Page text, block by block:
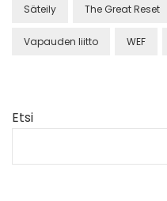
Säteily The Great Reset
Vapauden liitto WEF
Etsi